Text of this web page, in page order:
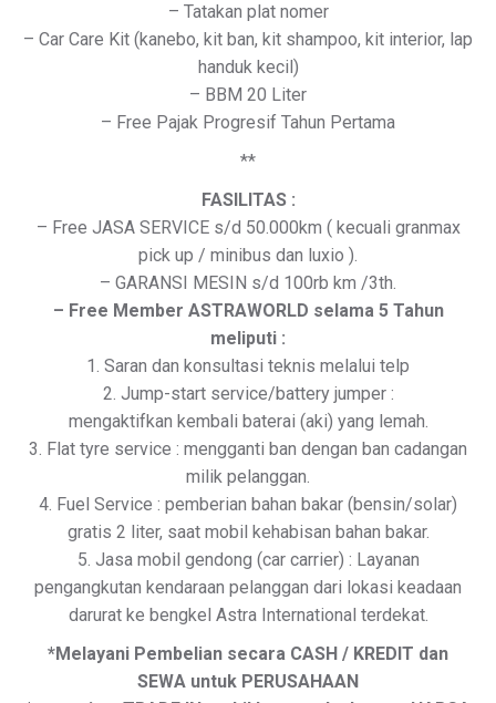
– Tatakan plat nomer
– Car Care Kit (kanebo, kit ban, kit shampoo, kit interior, lap
handuk kecil)
– BBM 20 Liter
– Free Pajak Progresif Tahun Pertama
**
FASILITAS :
– Free JASA SERVICE s/d 50.000km ( kecuali granmax
pick up / minibus dan luxio ).
– GARANSI MESIN s/d 100rb km /3th.
– Free Member ASTRAWORLD selama 5 Tahun
meliputi :
1. Saran dan konsultasi teknis melalui telp
2. Jump-start service/battery jumper :
mengaktifkan kembali baterai (aki) yang lemah.
3. Flat tyre service : mengganti ban dengan ban cadangan
milik pelanggan.
4. Fuel Service : pemberian bahan bakar (bensin/solar)
gratis 2 liter, saat mobil kehabisan bahan bakar.
5. Jasa mobil gendong (car carrier) : Layanan
pengangkutan kendaraan pelanggan dari lokasi keadaan
darurat ke bengkel Astra International terdekat.
*Melayani Pembelian secara CASH / KREDIT dan
SEWA untuk PERUSAHAAN